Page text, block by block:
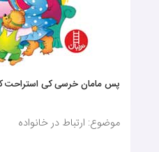
پس مامان خرسی کی استراحت
موضوع: ارتباط در خانواده